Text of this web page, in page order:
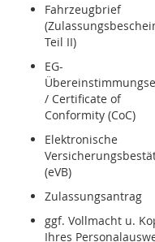
Fahrzeugbrief
Teil II)
EG-
/ Certificate of
Conformity (CoC)
Elektronische
(eVB)
Zulassungsantrag
ggf. Vollmacht u.
Ihres